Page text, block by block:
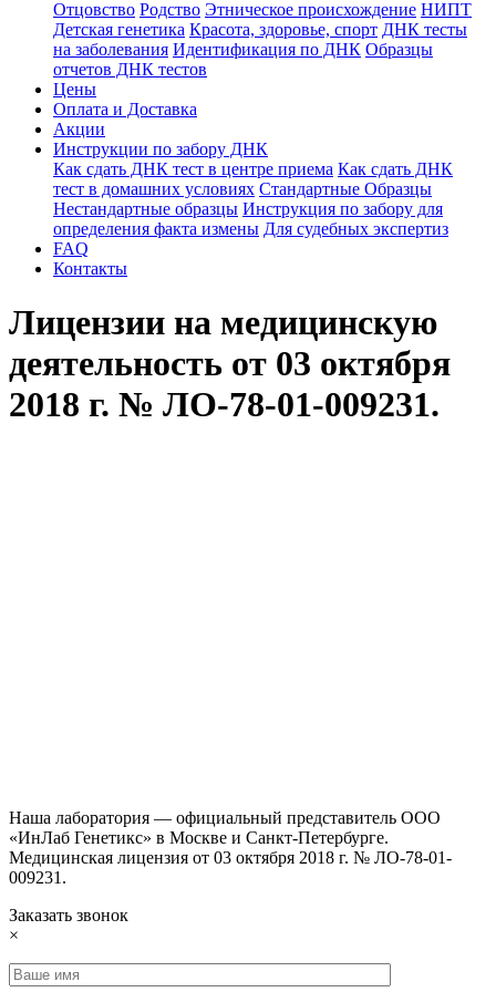
Отцовство Родство Этническое происхождение НИПТ
Детская генетика Красота, здоровье, спорт ДНК тесты
на заболевания Идентификация по ДНК Образцы
отчетов ДНК тестов
Цены
Оплата и Доставка
Акции
Инструкции по забору ДНК
Как сдать ДНК тест в центре приема Как сдать ДНК
тест в домашних условиях Стандартные Образцы
Нестандартные образцы Инструкция по забору для
определения факта измены Для судебных экспертиз
FAQ
Контакты
Лицензии на медицинскую
деятельность от 03 октября
2018 г. № ЛО-78-01-009231.
Наша лаборатория — официальный представитель ООО
«ИнЛаб Генетикс» в Москве и Санкт-Петербурге.
Медицинская лицензия от 03 октября 2018 г. № ЛО-78-01-
009231.
Заказать звонок
×